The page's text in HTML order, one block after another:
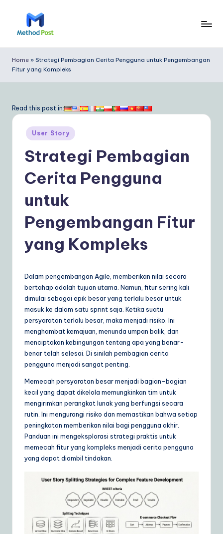
e
t
o
In
o
si
Y
o
D
ai
ly
Home » Strategi Pembagian Cerita Pengguna untuk Pengembangan
Fitur yang Kompleks
Read this post in:
Posted
in
User Story
Strategi Pembagian
Cerita Pengguna
untuk
Pengembangan Fitur
yang Kompleks
Dalam pengembangan Agile, memberikan nilai secara
bertahap adalah tujuan utama. Namun, fitur sering kali
dimulai sebagai epik besar yang terlalu besar untuk
masuk ke dalam satu sprint saja. Ketika suatu
persyaratan terlalu besar, maka menjadi risiko. Ini
menghambat kemajuan, menunda umpan balik, dan
menciptakan kebingungan tentang apa yang benar-
benar telah selesai. Di sinilah pembagian cerita
pengguna menjadi sangat penting.
Memecah persyaratan besar menjadi bagian-bagian
kecil yang dapat dikelola memungkinkan tim untuk
mengirimkan perangkat lunak yang berfungsi secara
rutin. Ini mengurangi risiko dan memastikan bahwa setiap
peningkatan memberikan nilai bagi pengguna akhir.
Panduan ini mengeksplorasi strategi praktis untuk
memecah fitur yang kompleks menjadi cerita pengguna
yang dapat diambil tindakan.